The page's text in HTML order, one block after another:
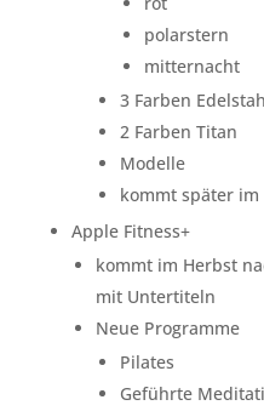
polarstern
mitternacht
3 Farben
2 Farben Titan
Modelle
kommt später im
Apple Fitness+
kommt im Herbst
mit Untertiteln
Neue Programme
Pilates
Geführte